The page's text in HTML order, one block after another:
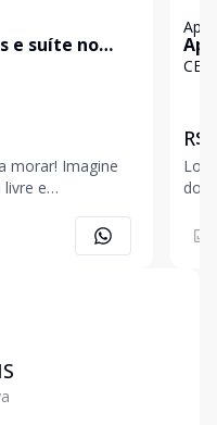
e suíte no
morar! Imagine
e
leveza todos os
o que
R$
do